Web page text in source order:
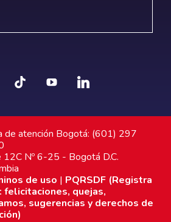
de atención Bogotá: (601) 297
12C Nº 6-25 - Bogotá D.C.
de uso | PQRSDF (Registra
felicitaciones, quejas,
sugerencias y derechos de